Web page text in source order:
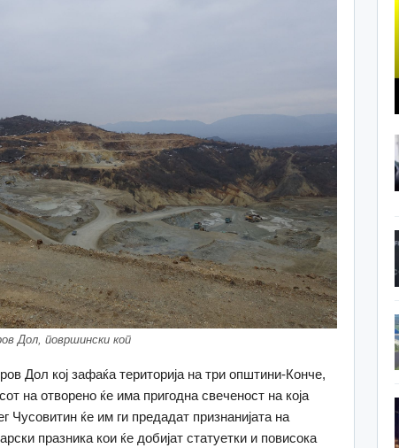
Дол, површински коп
Дол кој зафаќа територија на три општини-Конче,
на отворено ќе има пригодна свеченост на која
Чусовитин ќе им ги предадaт признанијата на
празника кои ќе добијат статуетки и повисока